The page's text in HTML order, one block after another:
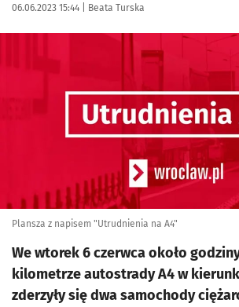
Data publikacji:
06.06.2023 15:44 | Autor:
Beata Turska
Plansza z napisem "Utrudnienia na A4"
We wtorek 6 czerwca około
kilometrze autostrady A4 w
zderzyły się dwa samochody